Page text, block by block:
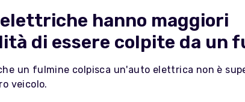
hanno maggiori
di essere colpite da un
un fulmine colpisca un'auto elettrica non è
veicolo.